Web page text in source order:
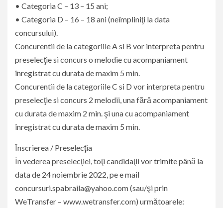
• Categoria C – 13 – 15 ani;
• Categoria D – 16 – 18 ani (neîmpliniţi la data
concursului).
Concurentii de la categoriile A si B vor interpreta pentru
preselecţie si concurs o melodie cu acompaniament
înregistrat cu durata de maxim 5 min.
Concurentii de la categoriile C si D vor interpreta pentru
preselecţie si concurs 2 melodii, una fără acompaniament
cu durata de maxim 2 min. şi una cu acompaniament
înregistrat cu durata de maxim 5 min.
Înscrierea / Preselecţia
În vederea preselecţiei, toţi candidaţii vor trimite până la
data de 24 noiembrie 2022, pe e mail
concursuri.spabraila@yahoo.com (sau/şi prin
WeTransfer – www.wetransfer.com) următoarele: